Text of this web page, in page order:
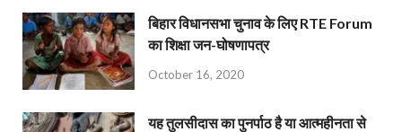
बिहार विधानसभा चुनाव के लिए RTE Forum
का शिक्षा जन-घोषणापत्र
October 16, 2020
यह तुलसीदास का पुनर्पाठ है या आत्महीनता से